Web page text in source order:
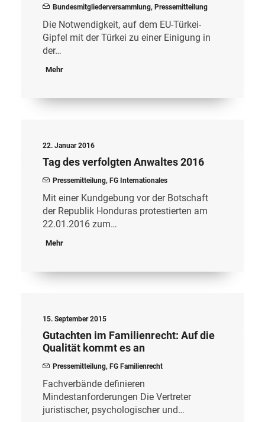
Bundesmitgliederversammlung, Pressemitteilung
Die Notwendigkeit, auf dem EU-Türkei-
Gipfel mit der Türkei zu einer Einigung in
der…
Mehr
22. Januar 2016
Tag des verfolgten Anwaltes 2016
Pressemitteilung, FG Internationales
Mit einer Kundgebung vor der Botschaft
der Republik Honduras protestierten am
22.01.2016 zum…
Mehr
15. September 2015
Gutachten im Familienrecht: Auf die
Qualität kommt es an
Pressemitteilung, FG Familienrecht
Fachverbände definieren
Mindestanforderungen Die Vertreter
juristischer, psychologischer und…